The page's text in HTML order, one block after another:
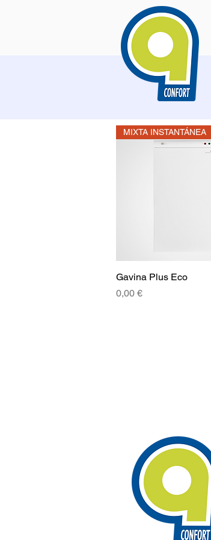
Vista rápida
MIXTA INSTANTÁNEA
Gavina Plus Eco
Precio
0,00 €